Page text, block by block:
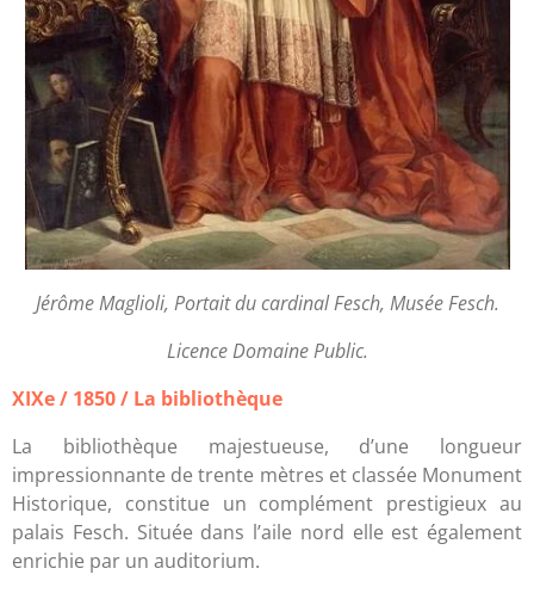
Jérôme Maglioli, Portait du cardinal Fesch, Musée Fesch.
Licence Domaine Public.
XIXe / 1850 / La bibliothèque
La bibliothèque majestueuse, d’une longueur
impressionnante de trente mètres et classée Monument
Historique, constitue un complément prestigieux au
palais Fesch. Située dans l’aile nord elle est également
enrichie par un auditorium.